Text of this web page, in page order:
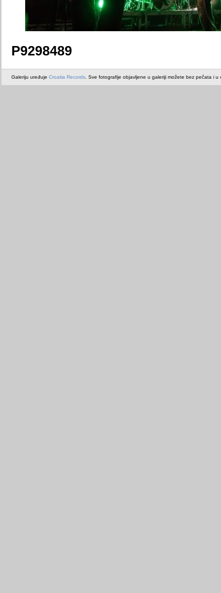
P9298489
Galeriju uređuje Croatia Records . Sve fotografije objavljene u galeriji možete bez pečata i